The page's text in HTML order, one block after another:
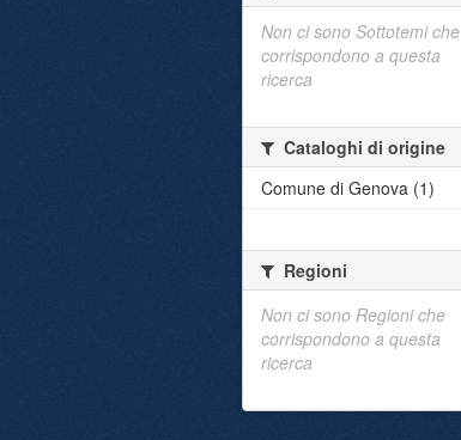
Non ci sono Sottotemi che
corrispondono a questa
ricerca
Cataloghi di origine
Comune di Genova (1)
Regioni
Non ci sono Regioni che
corrispondono a questa
ricerca